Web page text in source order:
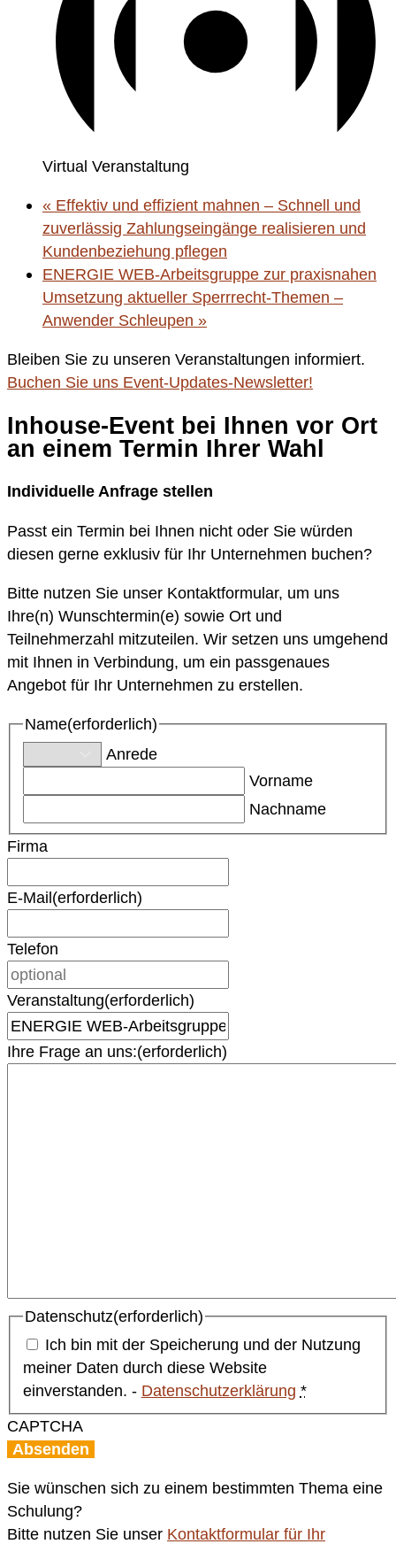
Virtual Veranstaltung
« Effektiv und effizient mahnen – Schnell und
zuverlässig Zahlungseingänge realisieren und
Kundenbeziehung pflegen
ENERGIE WEB-Arbeitsgruppe zur praxisnahen
Umsetzung aktueller Sperrrecht-Themen –
Anwender Schleupen »
Bleiben Sie zu unseren Veranstaltungen informiert.
Buchen Sie uns Event-Updates-Newsletter!
Inhouse-Event bei Ihnen vor Ort
an einem Termin Ihrer Wahl
Individuelle Anfrage stellen
Passt ein Termin bei Ihnen nicht oder Sie würden
diesen gerne exklusiv für Ihr Unternehmen buchen?
Bitte nutzen Sie unser Kontaktformular, um uns
Ihre(n) Wunschtermin(e) sowie Ort und
Teilnehmerzahl mitzuteilen. Wir setzen uns umgehend
mit Ihnen in Verbindung, um ein passgenaues
Angebot für Ihr Unternehmen zu erstellen.
Name(erforderlich)
Anrede
Vorname
Nachname
Firma
E-Mail(erforderlich)
Telefon
Veranstaltung(erforderlich)
Ihre Frage an uns:(erforderlich)
Datenschutz(erforderlich)
Ich bin mit der Speicherung und der Nutzung
meiner Daten durch diese Website
einverstanden. - Datenschutzerklärung *
CAPTCHA
Sie wünschen sich zu einem bestimmten Thema eine
Schulung?
Bitte nutzen Sie unser Kontaktformular für Ihr